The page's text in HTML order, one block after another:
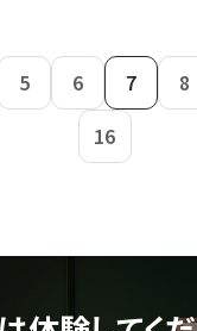
5 6 7 8
16